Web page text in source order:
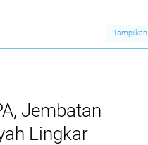
Tampilkan
Jembatan
Lingkar